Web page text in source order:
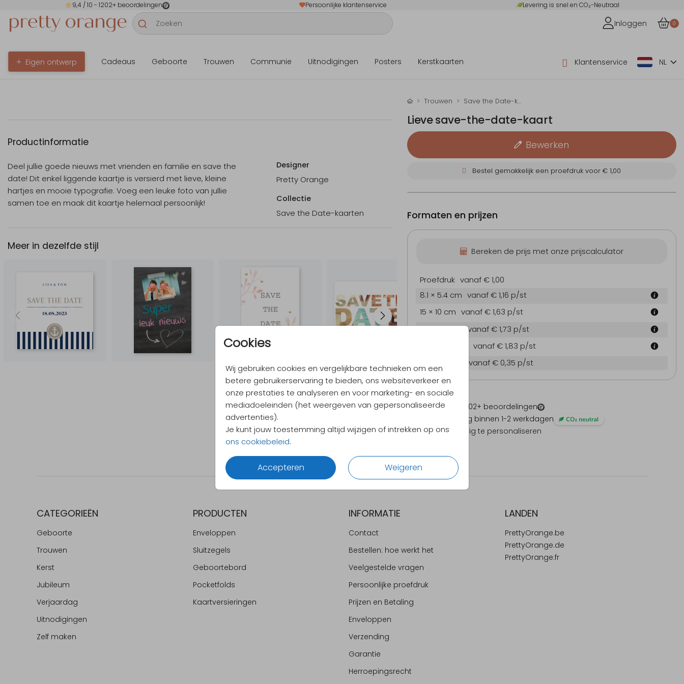
9,4/ 10 - 1202+ beoordelingen Persoonlijke klantenservice Levering is snel en CO₂-Neutraal
Inloggen 0
Eigen ontwerp Cadeaus Geboorte Trouwen Communie Uitnodigingen Posters Kerstkaarten Klantenservice NL
Cookies
Wij gebruiken cookies en vergelijkbare technieken om een
betere gebruikerservaring te bieden, ons websiteverkeer en
onze prestaties te analyseren en voor marketing- en sociale
mediadoeleinden (het weergeven van gepersonaliseerde
advertenties).
Je kunt jouw toestemming altijd wijzigen of intrekken op ons
ons cookiebeleid.
Accepteren Weigeren
Productinformatie
Deel jullie goede nieuws met vrienden en familie en save the
date! Dit enkel liggende kaartje is versierd met lieve, kleine
hartjes en mooie typografie. Voeg een leuke foto van jullie
samen toe en maak dit kaartje helemaal persoonlijk!
Designer
Pretty Orange
Collectie
Save the Date-kaarten
Meer in dezelfde stijl
Trouwen Save the Date-kaarten
Lieve save-the-date-kaart
Bewerken
Bestel gemakkelijk een proefdruk voor€ 1,00
9,4/ 10 - 1202+ beoordelingen
Verzending binnen 1-2 werkdagen
Alles volledig te personaliseren
Formaten en prijzen
Bereken de prijs met onze prijscalculator
Proefdruk vanaf € 1,00
8.1 × 5.4 cm vanaf € 1,16 p/st
15 × 10 cm vanaf € 1,63 p/st
17.1 × 11.4 cm vanaf € 1,73 p/st
vanaf € 1,83 p/st
vanaf € 0,35 p/st
CATEGORIEËN
Geboorte
Trouwen
Kerst
Jubileum
Verjaardag
Uitnodigingen
Zelf maken
PRODUCTEN
Enveloppen
Sluitzegels
Geboortebord
Pocketfolds
Kaartversieringen
INFORMATIE
Contact
Bestellen: hoe werkt het
Veelgestelde vragen
Persoonlijke proefdruk
Prijzen en Betaling
Enveloppen
Verzending
Garantie
Herroepingsrecht
LANDEN
PrettyOrange.be
PrettyOrange.de
PrettyOrange.fr